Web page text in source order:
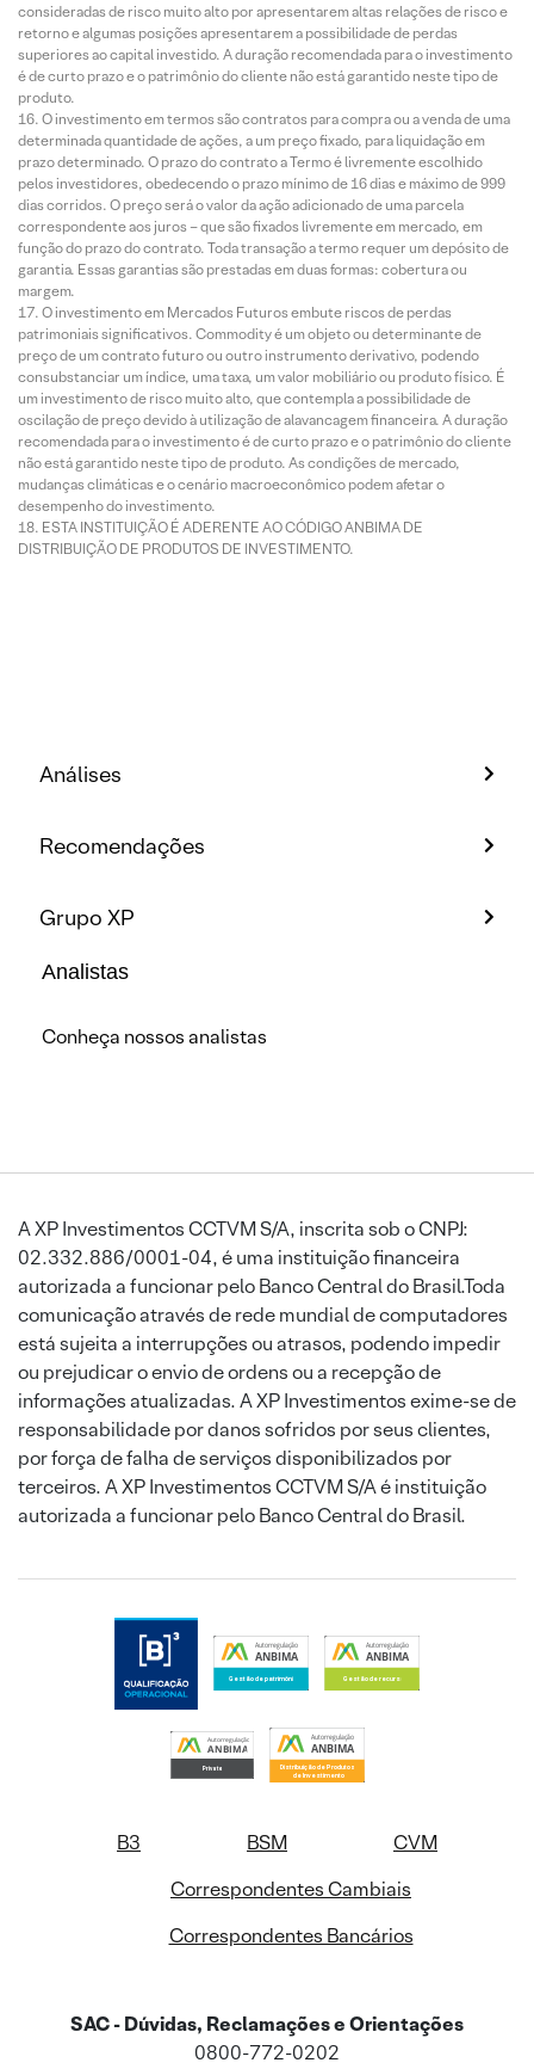
consideradas de risco muito alto por apresentarem altas relações de risco e
retorno e algumas posições apresentarem a possibilidade de perdas
superiores ao capital investido. A duração recomendada para o investimento
é de curto prazo e o patrimônio do cliente não está garantido neste tipo de
produto.
O investimento em termos são contratos para compra ou a venda de uma
determinada quantidade de ações, a um preço fixado, para liquidação em
prazo determinado. O prazo do contrato a Termo é livremente escolhido
pelos investidores, obedecendo o prazo mínimo de 16 dias e máximo de 999
dias corridos. O preço será o valor da ação adicionado de uma parcela
correspondente aos juros – que são fixados livremente em mercado, em
função do prazo do contrato. Toda transação a termo requer um depósito de
garantia. Essas garantias são prestadas em duas formas: cobertura ou
margem.
O investimento em Mercados Futuros embute riscos de perdas
patrimoniais significativos. Commodity é um objeto ou determinante de
preço de um contrato futuro ou outro instrumento derivativo, podendo
consubstanciar um índice, uma taxa, um valor mobiliário ou produto físico. É
um investimento de risco muito alto, que contempla a possibilidade de
oscilação de preço devido à utilização de alavancagem financeira. A duração
recomendada para o investimento é de curto prazo e o patrimônio do cliente
não está garantido neste tipo de produto. As condições de mercado,
mudanças climáticas e o cenário macroeconômico podem afetar o
desempenho do investimento.
ESTA INSTITUIÇÃO É ADERENTE AO CÓDIGO ANBIMA DE
DISTRIBUIÇÃO DE PRODUTOS DE INVESTIMENTO.
Análises
Recomendações
Grupo XP
Analistas
Conheça nossos analistas
A XP Investimentos CCTVM S/A, inscrita sob o CNPJ:
02.332.886/0001-04, é uma instituição financeira
autorizada a funcionar pelo Banco Central do Brasil.Toda
comunicação através de rede mundial de computadores
está sujeita a interrupções ou atrasos, podendo impedir
ou prejudicar o envio de ordens ou a recepção de
informações atualizadas. A XP Investimentos exime-se de
responsabilidade por danos sofridos por seus clientes,
por força de falha de serviços disponibilizados por
terceiros. A XP Investimentos CCTVM S/A é instituição
autorizada a funcionar pelo Banco Central do Brasil.
B3 BSM
CVM
Correspondentes Cambiais
Correspondentes Bancários
SAC - Dúvidas, Reclamações e Orientações
0800-772-0202